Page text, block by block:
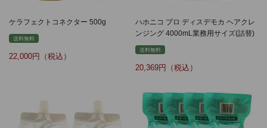
ケラフェクトコネクター 500g
送料無料
22,000
ハホニコ プロ ディスデモカ ヘアクレ
ンジング 4000mL業務用サイズ(詰替)
送料無料
20,369